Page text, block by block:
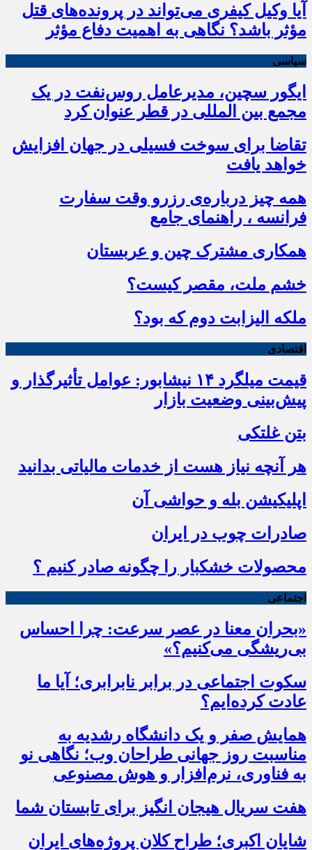
آیا وکیل کیفری می‌تواند در پرونده‌های قتل
مؤثر باشد؟ نگاهی به اهمیت دفاع مؤثر
سیاسی
ایگور سچین، مدیرعامل روس‌نفت در یک
مجمع بین المللی در قطر عنوان کرد
تقاضا برای سوخت فسیلی در جهان افزایش
خواهد یافت
همه چیز درباره‌ی رزرو وقت سفارت
فرانسه ، راهنمای جامع
همکاری مشترک چین و عربستان
خشم ملت، مقصر کیست؟
ملکه الیزابت دوم که بود؟
اقتصادی
قیمت میلگرد ۱۴ نیشابور: عوامل تأثیرگذار و
پیش‌بینی وضعیت بازار
بتن غلتکی
هر آنچه نیاز هست از خدمات مالیاتی بدانید
اپلیکیشن بله و حواشی آن
صادرات چوب در ایران
محصولات خشکبار را چگونه صادر کنیم ؟
اجتماعی
«بحران معنا در عصر سرعت: چرا احساس
بی‌ریشگی می‌کنیم؟»
سکوت اجتماعی در برابر نابرابری؛ آیا ما
عادت کرده‌ایم؟
همایش صفر و یک دانشگاه رشدیه به
مناسبت روز جهانی طراحان وب؛ نگاهی نو
به فناوری، نرم‌افزار و هوش مصنوعی
هفت سریال هیجان انگیز برای تابستان شما
شایان اکبری؛ طراح کلان پروژه‌های ایران